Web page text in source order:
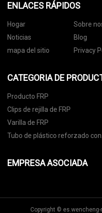
ENLACES RÁPIDOS
Hogar Sobre
Noticias
Blog
mapa del sitio
Privacy
CATEGORIA DE
Producto FRP
Clips de rejilla de FRP
Varilla de FRP
Tubo de plástico reforzado con
EMPRESA ASOCIADA
Copyright ©